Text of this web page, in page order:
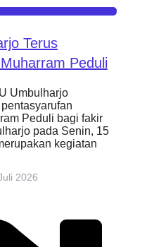
Terus
Peduli
Umbulharjo
Peduli bagi fakir
pada Senin, 15
kegiatan
2026